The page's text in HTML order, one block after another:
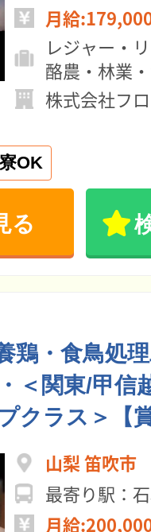
月給
レジャー・
酪農・林業
株式会社フ
OK
る
鶏・食鳥処
＜関東/甲信
クラス＞【
山梨 笛吹市
最寄り駅：
月給